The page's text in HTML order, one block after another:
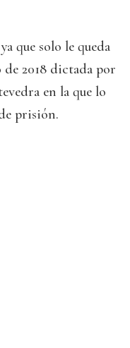
que solo le queda
2018 dictada por
en la que lo
prisión.